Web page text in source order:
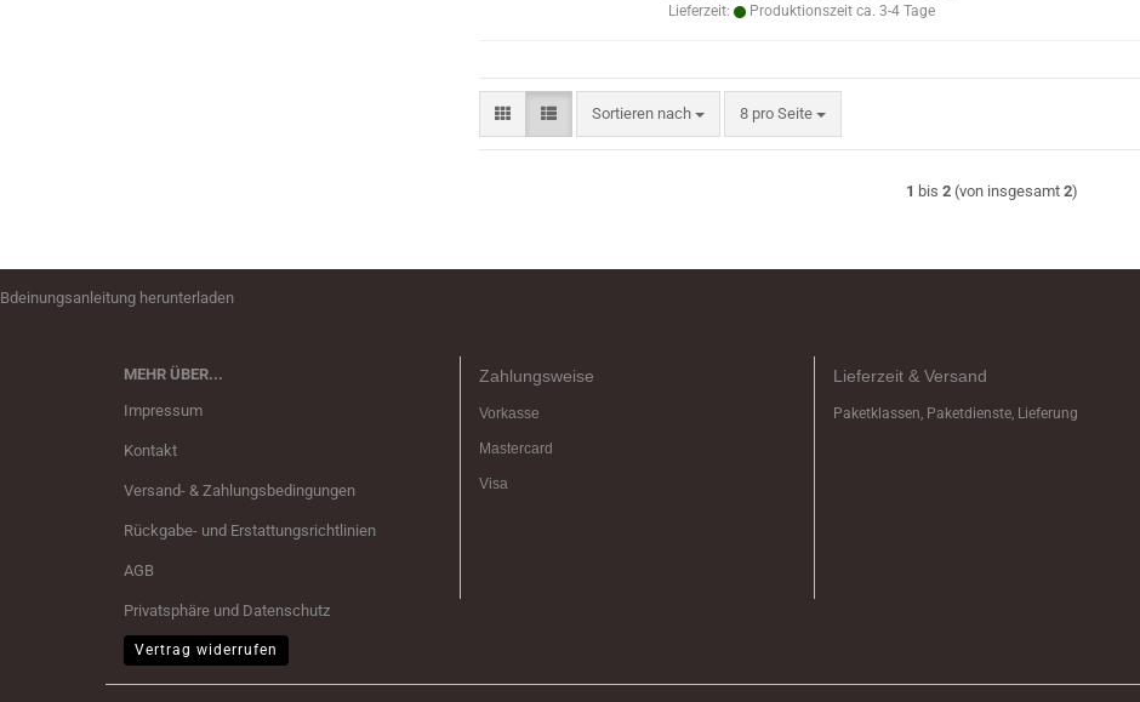
Lieferzeit:
Produktionszeit ca. 3-4 Tage
Sortieren nach
Sortieren nach 8 pro Seite
pro Seite
1 bis2 (von insgesamt2)
Bdeinungsanleitung herunterladen
MEHR ÜBER...
Impressum
Kontakt
Versand- & Zahlungsbedingungen
Rückgabe- und Erstattungsrichtlinien
AGB
Privatsphäre und Datenschutz
Zahlungsweise
Vorkasse
Mastercard
Visa
Lieferzeit & Versand
Paketklassen, Paketdienste, Lieferung
Vertrag widerrufen